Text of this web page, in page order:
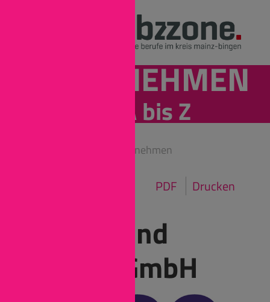
UNTERNEHMEN
von A bis Z
Unternehmen
mac. brand
spaces GmbH
PDF Drucken